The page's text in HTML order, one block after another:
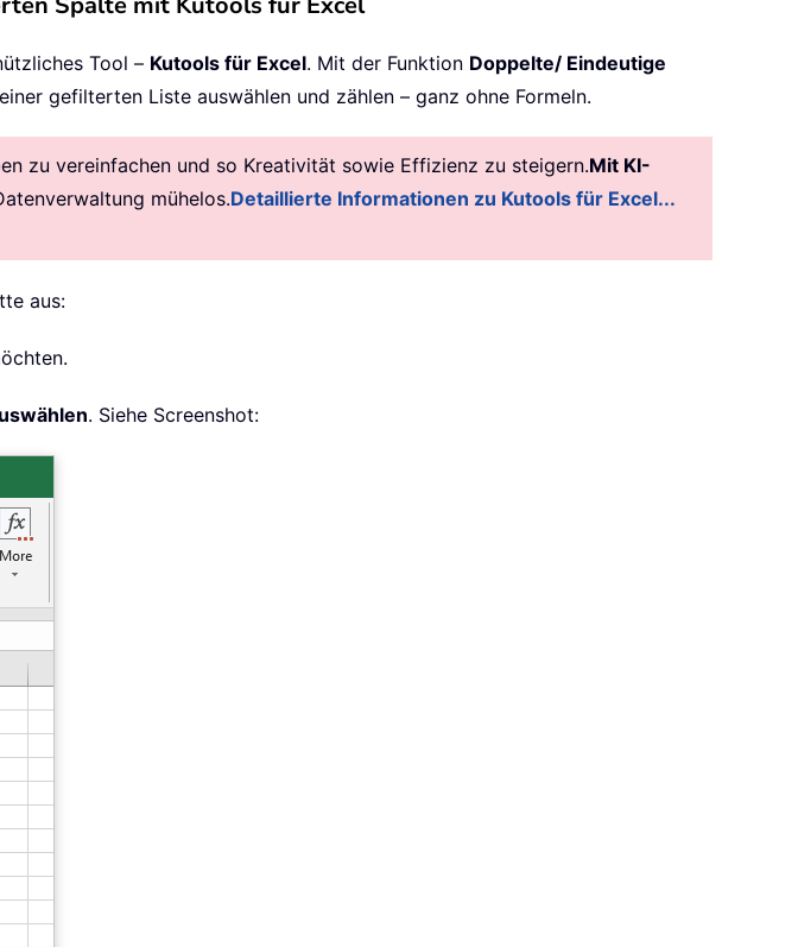
Tool – Kutools für Excel. Mit der Funktion Doppelte/ Eindeutige
gefilterten Liste auswählen und zählen – ganz ohne Formeln.
zu vereinfachen und so Kreativität sowie Effizienz zu steigern.Mit KI-
mühelos.Detaillierte Informationen zu Kutools für Excel...
aus:
. Siehe Screenshot: